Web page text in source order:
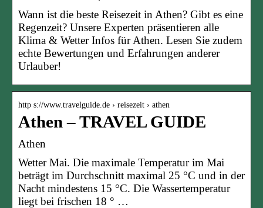
Wann ist die beste Reisezeit in Athen? Gibt es eine
Regenzeit? Unsere Experten präsentieren alle
Klima & Wetter Infos für Athen. Lesen Sie zudem
echte Bewertungen und Erfahrungen anderer
Urlauber!
http s://www.travelguide.de › reisezeit › athen
Athen – TRAVEL GUIDE
Athen
Wetter Mai. Die maximale Temperatur im Mai
beträgt im Durchschnitt maximal 25 °C und in der
Nacht mindestens 15 °C. Die Wassertemperatur
liegt bei frischen 18 ° …